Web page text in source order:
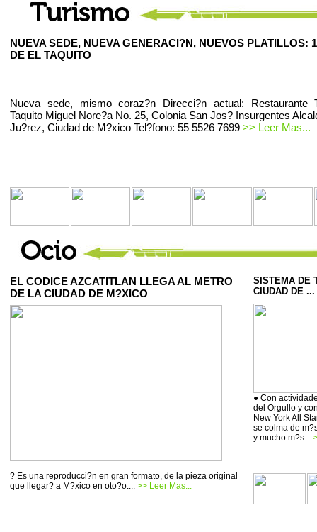
NUEVA SEDE, NUEVA GENERACI?N, NUEVOS PLATILLOS:
DE EL TAQUITO
Nueva sede, mismo coraz?n Direcci?n actual: Restaurante
Taquito Miguel Nore?a No. 25, Colonia San Jos? Insurgentes
Ju?rez, Ciudad de M?xico Tel?fono: 55 5526 7699 >> Leer Mas...
EL CODICE AZCATITLAN LLEGA AL METRO
DE LA CIUDAD DE M?XICO
? Es una reproducci?n en gran formato, de la pieza original
que llegar? a M?xico en oto?o.... >> Leer Mas...
SISTEMA DE
CIUDAD DE ...
● Con
del Orgullo y
New York All
se colma de
y mucho m?s...